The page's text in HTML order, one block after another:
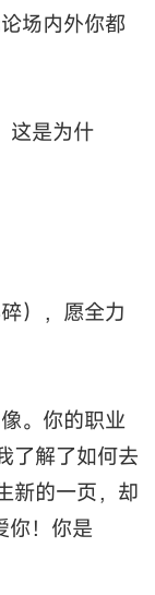
场内外你都
这是为什
），愿全力
。你的职业
了解了如何去
新的一页，却
你！你是